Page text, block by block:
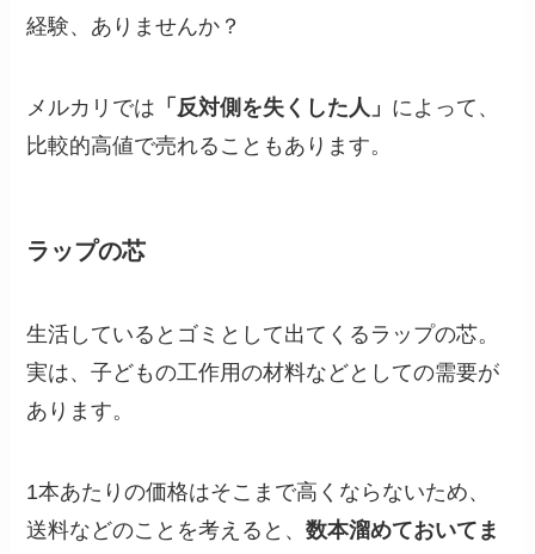
経験、ありませんか？
メルカリでは 「反対側を失くした人」 によって、
比較的高値で売れることもあります。
ラップの芯
生活しているとゴミとして出てくるラップの芯。
実は、子どもの工作用の材料などとしての需要が
あります。
1本あたりの価格はそこまで高くならないため、
送料などのことを考えると、数本溜めておいてま